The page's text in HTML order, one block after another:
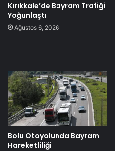
Kırıkkale’de Bayram Trafiği
Yoğunlaştı
Ağustos 6, 2026
Bolu Otoyolunda Bayram
Hareketliliği